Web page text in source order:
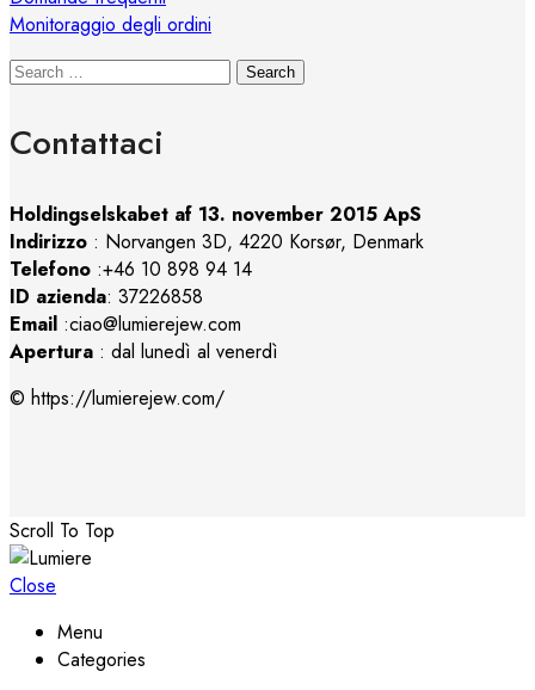
Monitoraggio degli ordini
Search
Contattaci
Holdingselskabet af 13. november 2015 ApS
Indirizzo : Norvangen 3D, 4220 Korsør, Denmark
Telefono :+46 10 898 94 14
ID azienda: 37226858
Email :ciao@lumierejew.com
Apertura : dal lunedì al venerdì
© https://lumierejew.com/
Scroll To Top
Close
Menu
Categories